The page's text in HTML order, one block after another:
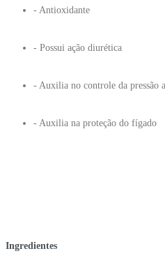
- Antioxidante
- Possui ação diurética
- Auxilia no controle da pressão
- Auxilia na proteção do fígado
Ingredientes